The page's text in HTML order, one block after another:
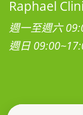
Raphael
週一至週六
週日